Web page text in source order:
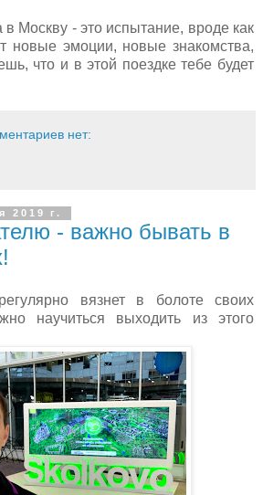
Москву - это испытание, вроде как
новые эмоции, новые знакомства,
что и в этой поездке тебе будет
нет:
2019 г.
- важно бывать в
вязнет в болоте своих
научиться выходить из этого